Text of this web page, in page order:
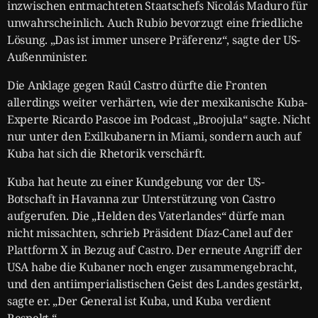
inzwischen entmachteten Staatschefs Nicolás Maduro für
unwahrscheinlich. Auch Rubio bevorzugt eine friedliche
Lösung. „Das ist immer unsere Präferenz“, sagte der US-
Außenminister.
Die Anklage gegen Raúl Castro dürfte die Fronten
allerdings weiter verhärten, wie der mexikanische Kuba-
Experte Ricardo Pascoe im Podcast „Broojula“ sagte. Nicht
nur unter den Exilkubanern in Miami, sondern auch auf
Kuba hat sich die Rhetorik verschärft.
Kuba hat heute zu einer Kundgebung vor der US-
Botschaft in Havanna zur Unterstützung von Castro
aufgerufen. Die „Helden des Vaterlandes“ dürfe man
nicht missachten, schrieb Präsident Díaz-Canel auf der
Plattform X in Bezug auf Castro. Der erneute Angriff der
USA habe die Kubaner noch enger zusammengebracht,
und den antiimperialistischen Geist des Landes gestärkt,
sagte er. „Der General ist Kuba, und Kuba verdient